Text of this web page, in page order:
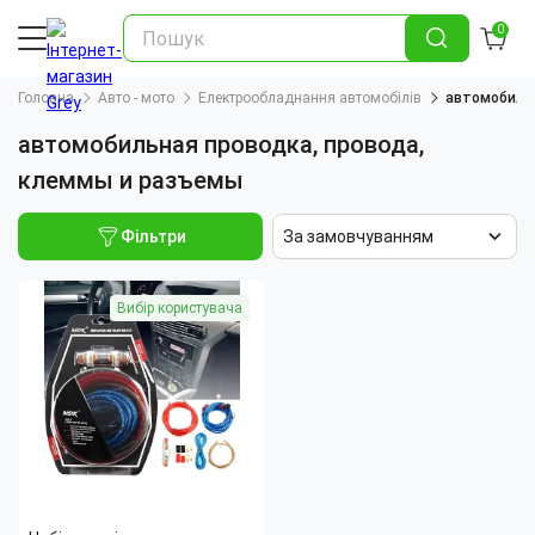
0
Головна Авто - мото Електрообладнання автомобілів
автомобильная проводка, провода,
клеммы и разъемы
Фільтри За замовчуванням
Вибір користувача